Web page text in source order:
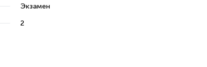
Экзамен
2